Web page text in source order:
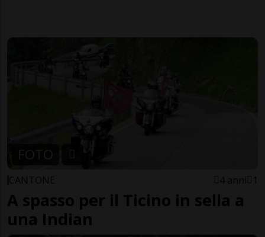
FOTO
CANTONE 4 anni 1
A spasso per il Ticino in sella a
una Indian